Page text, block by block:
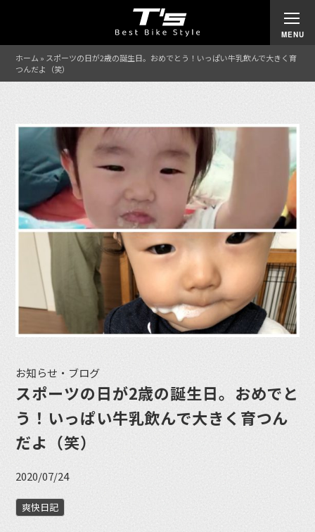
ホーム » スポーツの日が2歳の誕生日。おめでとう！いっぱい牛乳飲んで大きく育
つんだよ（笑）
お知らせ・ブログ
スポーツの日が2歳の誕生日。おめでと
う！いっぱい牛乳飲んで大きく育つん
だよ（笑）
2020/07/24
爽快日記